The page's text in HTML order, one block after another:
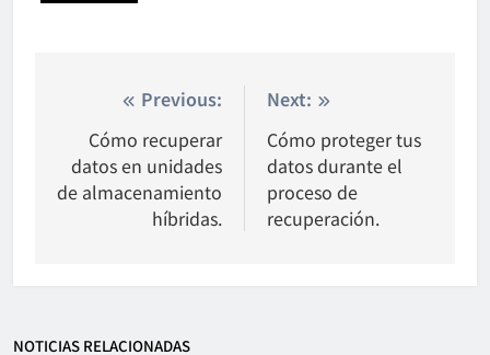
Nawigacja
wpisu
Previous:
Cómo recuperar
datos en unidades
de almacenamiento
híbridas.
Next:
Cómo proteger tus
datos durante el
proceso de
recuperación.
NOTICIAS RELACIONADAS